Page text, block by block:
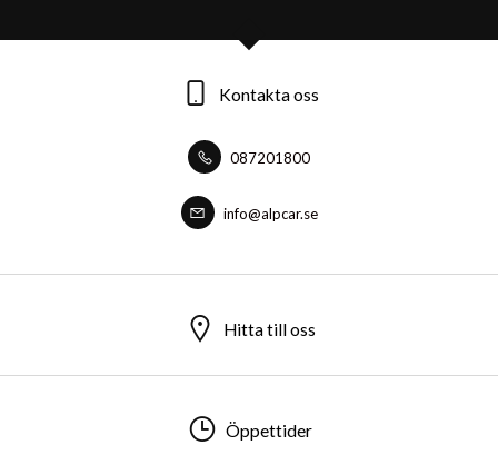
Kontakta oss
087201800
info@alpcar.se
Hitta till oss
Öppettider